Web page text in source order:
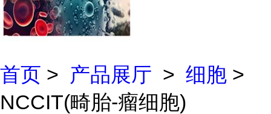
首页 > 产品展厅 > 细胞 >
NCCIT(畸胎-瘤细胞)